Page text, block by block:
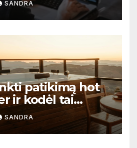
SANDRA
patikimą hot
ir kodėl tai
SANDRA